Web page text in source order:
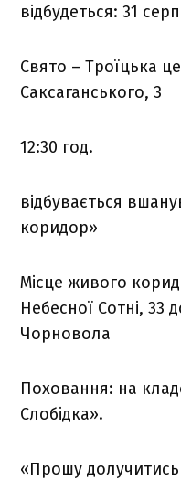
відбудеться: 31
Свято – Троїцька
Саксаганського, 3
12:30 год.
відбувається
коридор»
Місце живого
Небесної Сотні, 33
Чорновола
Поховання: на
Слобідка».
«Прошу